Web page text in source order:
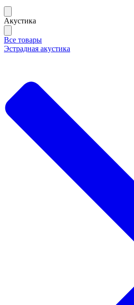
Акустика
Все товары
Эстрадная акустика